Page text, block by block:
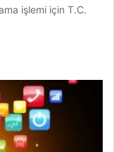
işlemi için T.C.